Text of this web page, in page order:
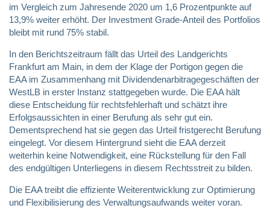
im Vergleich zum Jahresende 2020 um 1,6 Prozentpunkte auf
13,9% weiter erhöht. Der Investment Grade-Anteil des Portfolios
bleibt mit rund 75% stabil.
In den Berichtszeitraum fällt das Urteil des Landgerichts
Frankfurt am Main, in dem der Klage der Portigon gegen die
EAA im Zusammenhang mit Dividendenarbitragegeschäften der
WestLB in erster Instanz stattgegeben wurde. Die EAA hält
diese Entscheidung für rechtsfehlerhaft und schätzt ihre
Erfolgsaussichten in einer Berufung als sehr gut ein.
Dementsprechend hat sie gegen das Urteil fristgerecht Berufung
eingelegt. Vor diesem Hintergrund sieht die EAA derzeit
weiterhin keine Notwendigkeit, eine Rückstellung für den Fall
des endgültigen Unterliegens in diesem Rechtsstreit zu bilden.
Die EAA treibt die effiziente Weiterentwicklung zur Optimierung
und Flexibilisierung des Verwaltungsaufwands weiter voran.